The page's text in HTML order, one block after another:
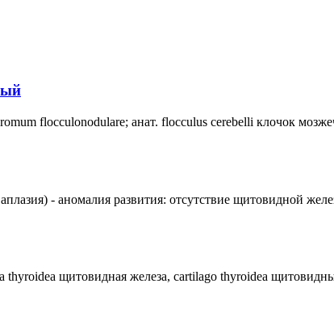
flocculonodulare; анат. flocculus cerebelli клочок
- аномалия развития: отсутствие щитовидной
thyroidea щитовидная железа, cartilago thyroidea